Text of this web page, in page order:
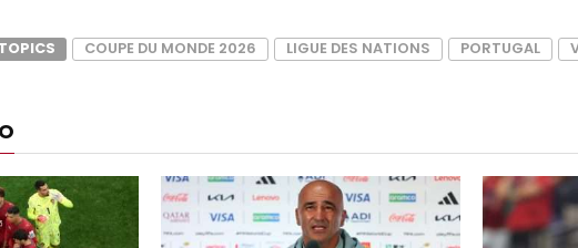
COUPE DU MONDE 2026 LIGUE DES NATIONS PORTUGAL